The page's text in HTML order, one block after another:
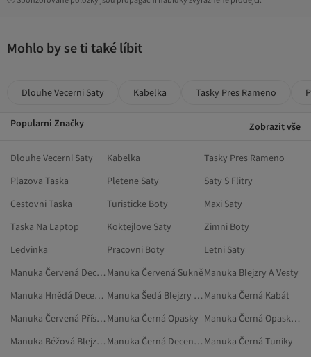
Mohlo by se ti také líbit
Dlouhe Vecerni Saty Kabelka Tasky Pres Rameno
Popularni Značky Zobrazit vše
Dlouhe Vecerni Saty Kabelka
Tasky Pres Rameno
Plazova Taska
Pletene Saty
Saty S Flitry
Cestovni Taska
Turisticke Boty
Maxi Saty
Taska Na Laptop
Koktejlove Saty
Zimni Boty
Ledvinka
Pracovni Boty
Letni Saty
Manuka Červená Decentní Oděvy Manuka Červená SukněManuka Blejzry A Vesty
Manuka Hnědá Decentní Vesty
Manuka Šedá Blejzry A Vesty Manuka Černá Kabát
Manuka Červená Příslušenství Ke Košíku Manuka Černá Opasky
Manuka Černá Opasky A Šle
Manuka Béžová Blejzry A Vesty
Manuka Černá Decentní Tuniky Manuka Černá Tuniky